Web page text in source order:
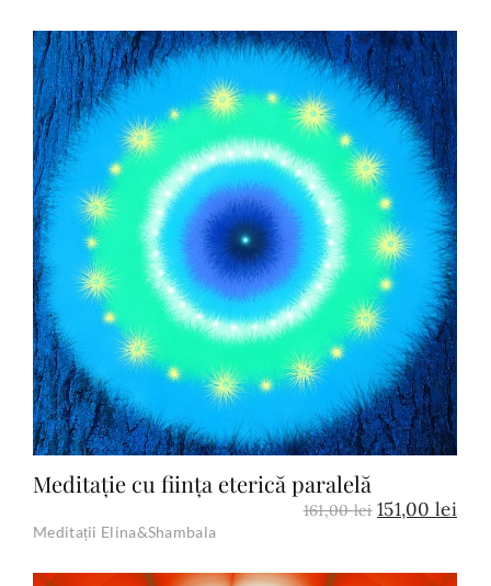
Add to Cart
Meditație cu ființa eterică paralelă
161,00lei 151,00lei
Meditații Elina&Shambala